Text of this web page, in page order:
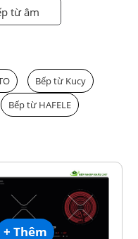
từ âm
Bếp từ Kucy
Bếp từ HAFELE
+ Thêm